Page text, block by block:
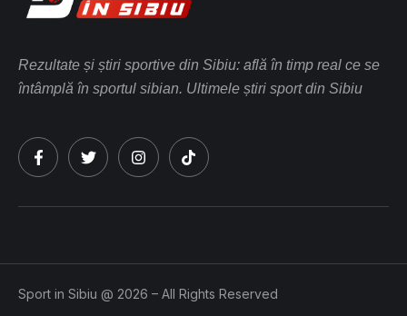
Rezultate și știri sportive din Sibiu: află în timp real ce se
întâmplă în sportul sibian. Ultimele știri sport din Sibiu
Sport in Sibiu @ 2026 – All Rights Reserved